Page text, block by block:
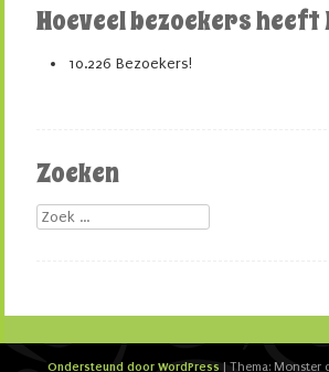
Hoeveel bezoekers
10.226 Bezoekers!
Zoeken
Zoek
Ondersteund door WordPress | Thema: Monster